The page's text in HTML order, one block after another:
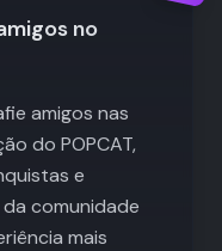
no
amigos nas
do POPCAT,
e
comunidade
mais